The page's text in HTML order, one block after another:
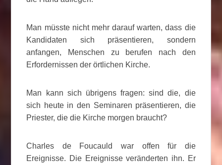
Man müsste nicht mehr darauf warten, dass die
Kandidaten sich präsentieren, sondern
anfangen, Menschen zu berufen nach den
Erfordernissen der örtlichen Kirche.
Man kann sich übrigens fragen: sind die, die
sich heute in den Seminaren präsentieren, die
Priester, die die Kirche morgen braucht?
Charles de Foucauld war offen für die
Ereignisse. Die Ereignisse veränderten ihn. Er